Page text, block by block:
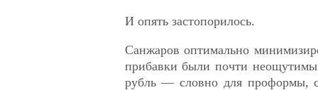
И опять застопорилось.
Санжаров оптимально
прибавки были почти
рубль — словно для проформы,